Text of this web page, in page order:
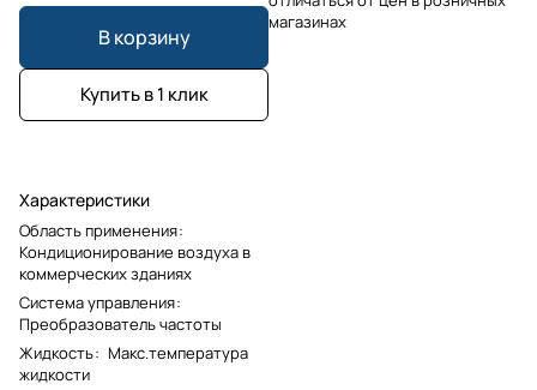
В корзину
Купить в 1 клик
Характеристики
Область применения:
Кондиционирование воздуха в
коммерческих зданиях
Система управления:
Преобразователь частоты
Жидкость: Макс.температура
жидкости
магазинах